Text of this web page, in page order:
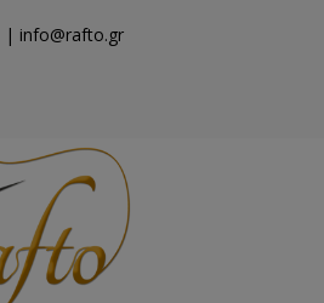
| info@rafto.gr